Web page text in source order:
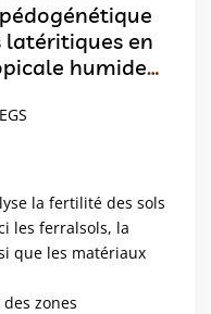
latéritiques en
humide
la fertilité des sols
les ferralsols, la
que les matériaux
zones